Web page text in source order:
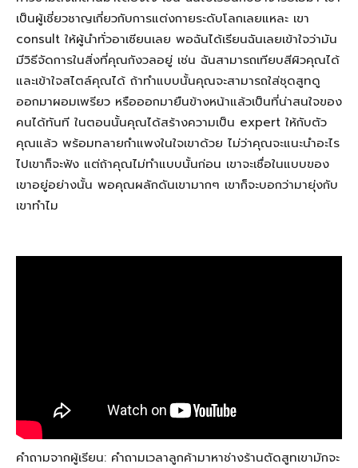
เป็นผู้เชี่ยวชาญเกี่ยวกับการแต่งกายระดับโลกเลยแหละ เขา
consult ให้ผู้นำทั่วอาเซียนเลย พอฉันได้เรียนฉันเลยเข้าใจว่ามัน
มีวิธีจัดการในสิ่งที่คุณกังวลอยู่ เช่น ฉันสามารถเทียบสีผิวคุณได้
และเข้าใจสไตล์คุณได้ ถ้าทำแบบนั้นคุณจะสามารถใส่ชุดสูทดู
ออกมาผอมเพรียว หรือออกมายืนข้างหน้าแล้วเป็นที่น่าสนใจของ
คนได้ทันที ในตอนนั้นคุณได้สร้างความเป็น expert ให้กับตัว
คุณแล้ว พร้อมทลายกำแพงในใจเขาด้วย ไม่ว่าคุณจะแนะนำอะไร
ไปเขาก็จะฟัง แต่ถ้าคุณไม่ทำแบบนั้นก่อน เขาจะเชื่อในแบบของ
เขาอยู่อย่างนั้น พอคุณผลักดันเขามากๆ เขาก็จะบอกว่ามายุ่งกับ
เขาทำไม
คำถามจากผู้เรียน: คำถามเวลาลูกค้ามาหาช่างร้านตัดสูทเขามักจะ